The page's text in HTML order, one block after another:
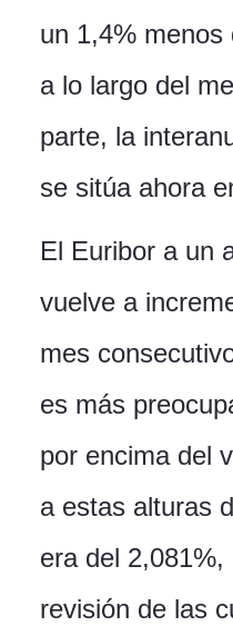
un 1,4% menos
a lo largo del
parte, la
se sitúa ahora
El Euribor a un
vuelve a
mes
es más
por encima del
a estas alturas
era del
revisión de las